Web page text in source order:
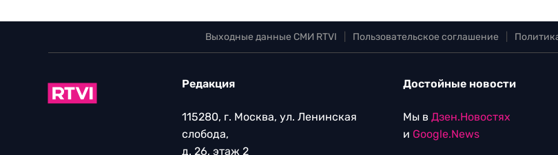
Выходные данные СМИ RTVI Пользовательское соглашение
Редакция
115280, г. Москва, ул. Ленинская
слобода,
д. 26, этаж 2
Достойные новости
Мы в Дзен.Новостях
и Google.News